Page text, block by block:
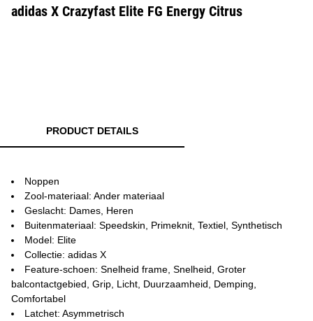
adidas X Crazyfast Elite FG Energy Citrus
PRODUCT DETAILS
Noppen
Zool-materiaal: Ander materiaal
Geslacht: Dames, Heren
Buitenmateriaal: Speedskin, Primeknit, Textiel, Synthetisch
Model: Elite
Collectie: adidas X
Feature-schoen: Snelheid frame, Snelheid, Groter
balcontactgebied, Grip, Licht, Duurzaamheid, Demping,
Comfortabel
Latchet: Asymmetrisch